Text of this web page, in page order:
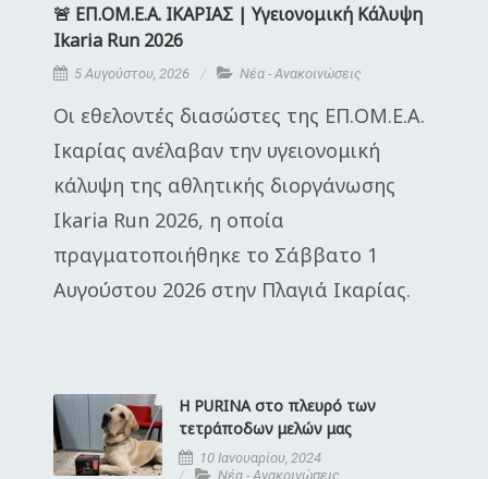
🚨 ΕΠ.ΟΜ.Ε.Α. ΙΚΑΡΙΑΣ | Υγειονομική Κάλυψη
Ikaria Run 2026
5 Αυγούστου, 2026 Νέα - Ανακοινώσεις
Οι εθελοντές διασώστες της ΕΠ.ΟΜ.Ε.Α.
Ικαρίας ανέλαβαν την υγειονομική
κάλυψη της αθλητικής διοργάνωσης
Ikaria Run 2026, η οποία
πραγματοποιήθηκε το Σάββατο 1
Αυγούστου 2026 στην Πλαγιά Ικαρίας.
Η PURINA στο πλευρό των
τετράποδων μελών μας
10 Ιανουαρίου, 2024
Νέα - Ανακοινώσεις